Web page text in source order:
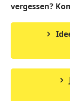
vergessen?